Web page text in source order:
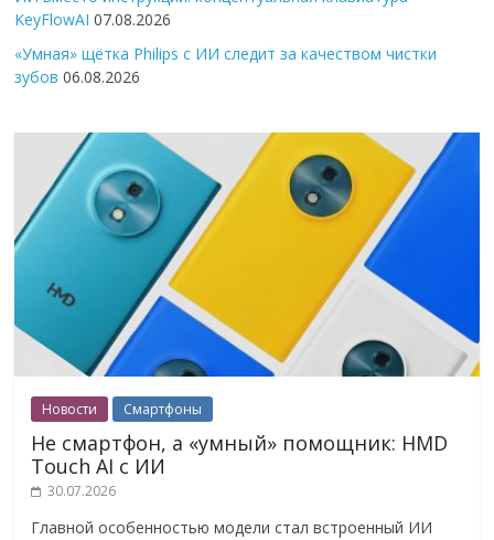
KeyFlowAI 07.08.2026
«Умная» щётка Philips с ИИ следит за качеством чистки
зубов 06.08.2026
Новости Смартфоны
Не смартфон, а «умный» помощник: HMD
Touch AI с ИИ
30.07.2026
Главной особенностью модели стал встроенный ИИ